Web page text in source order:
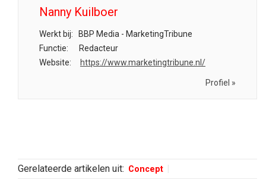
Nanny Kuilboer
Werkt bij:
BBP Media - MarketingTribune
Functie:
Redacteur
Website:
https://www.marketingtribune.nl/
Profiel »
Gerelateerde artikelen uit: Concept